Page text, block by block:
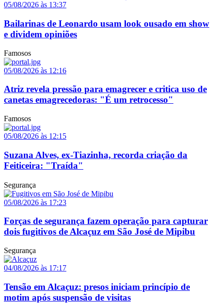
05/08/2026 às 13:37
Bailarinas de Leonardo usam look ousado em show
e dividem opiniões
Famosos
05/08/2026 às 12:16
Atriz revela pressão para emagrecer e critica uso de
canetas emagrecedoras: "É um retrocesso"
Famosos
05/08/2026 às 12:15
Suzana Alves, ex-Tiazinha, recorda criação da
Feiticeira: "Traída"
Segurança
05/08/2026 às 17:23
Forças de segurança fazem operação para capturar
dois fugitivos de Alcaçuz em São José de Mipibu
Segurança
04/08/2026 às 17:17
Tensão em Alcaçuz: presos iniciam princípio de
motim após suspensão de visitas